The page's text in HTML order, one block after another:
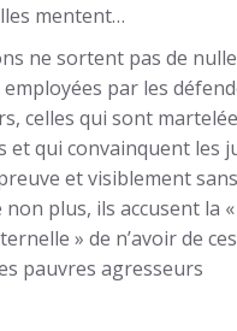
mentent…
ne sortent pas de
employées par les
celles qui sont
et qui convainquent les
et visiblement sans
plus, ils accusent la
» de n’avoir de
pauvres agresseurs